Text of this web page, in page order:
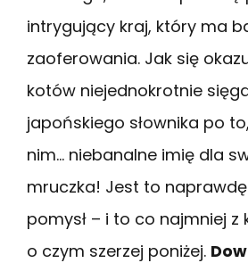
intrygujący kraj, który ma
zaoferowania. Jak się
kotów niejednokrotnie
japońskiego słownika po
nim… niebanalne imię dla
mruczka! Jest to
pomysł – i to co najmniej z
o czym szerzej poniżej.